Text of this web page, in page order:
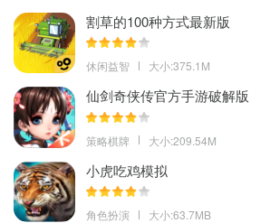
割草的100种方式最新版
休闲益智 大小:375.1M
仙剑奇侠传官方手游破解版
策略棋牌 大小:209.54M
小虎吃鸡模拟
角色扮演 大小:63.7MB